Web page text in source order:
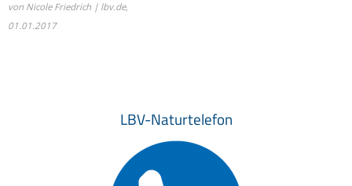
von Nicole Friedrich | lbv.de,
01.01.2017
LBV-Naturtelefon